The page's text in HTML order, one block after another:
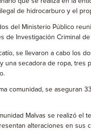
de hidrocarburo y el
del Ministerio Público
de Investigación Criminal
se llevaron a cabo los
una secadora de ropa, tres
comunidad, se
Malvas se realizó
alteraciones en sus